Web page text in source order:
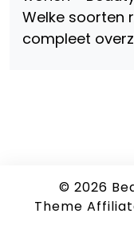
Welke soorten
compleet
© 2026
Theme